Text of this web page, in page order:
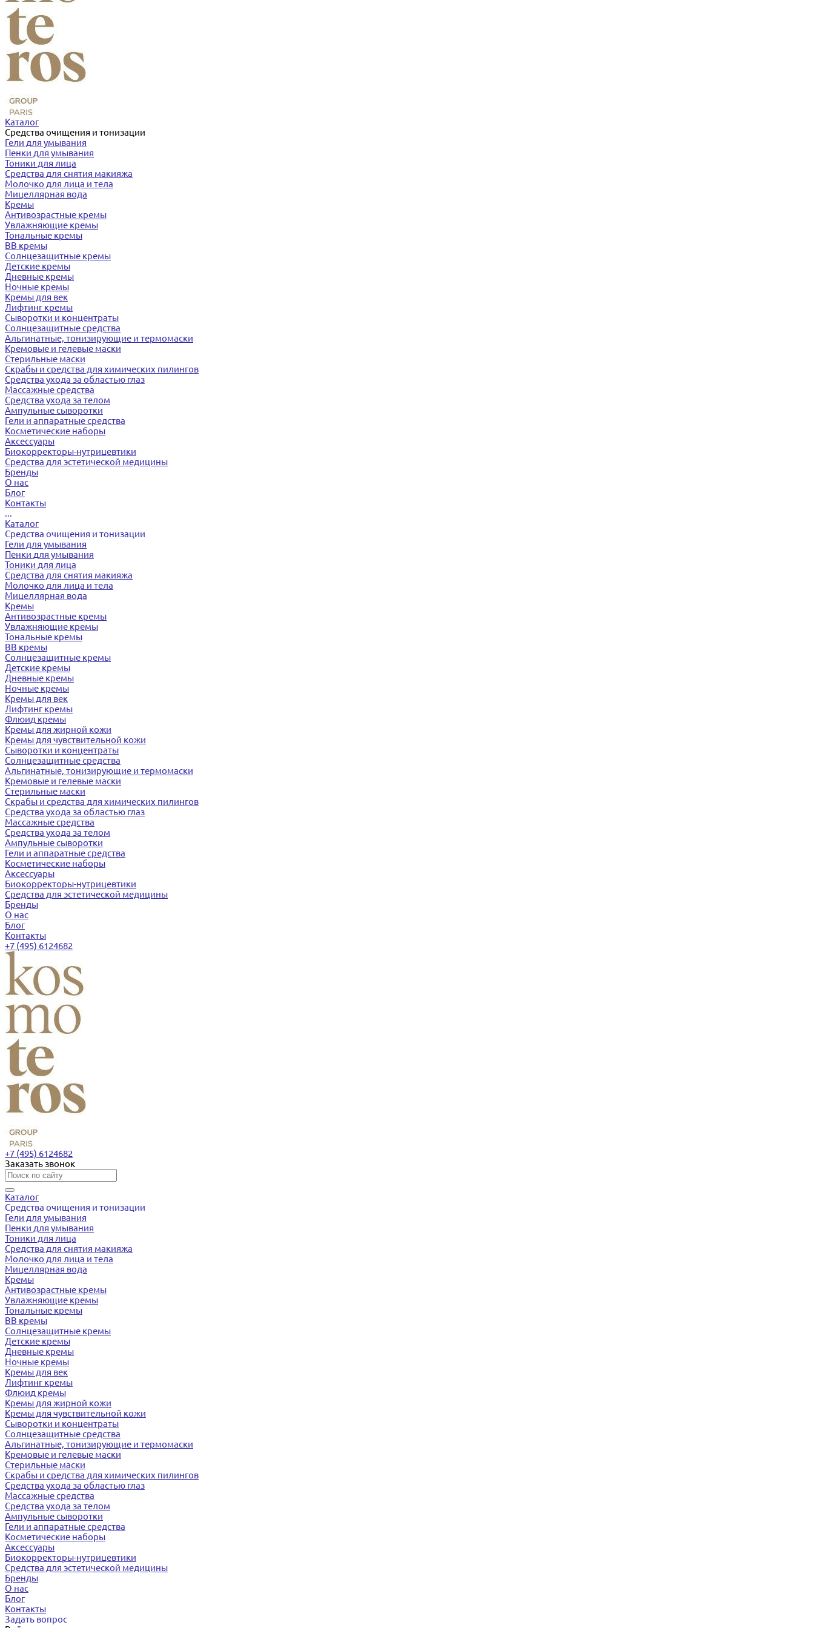
Каталог
Средства очищения и тонизации
Гели для умывания
Пенки для умывания
Тоники для лица
Средства для снятия макияжа
Молочко для лица и тела
Мицеллярная вода
Кремы
Антивозрастные кремы
Увлажняющие кремы
Тональные кремы
BB кремы
Солнцезащитные кремы
Детские кремы
Дневные кремы
Ночные кремы
Кремы для век
Лифтинг кремы
Сыворотки и концентраты
Солнцезащитные средства
Альгинатные, тонизирующие и термомаски
Кремовые и гелевые маски
Стерильные маски
Скрабы и средства для химических пилингов
Средства ухода за областью глаз
Массажные средства
Средства ухода за телом
Ампульные сыворотки
Гели и аппаратные средства
Косметические наборы
Аксессуары
Биокорректоры-нутрицевтики
Средства для эстетической медицины
Бренды
О нас
Блог
Контакты
...
Каталог
Средства очищения и тонизации
Гели для умывания
Пенки для умывания
Тоники для лица
Средства для снятия макияжа
Молочко для лица и тела
Мицеллярная вода
Кремы
Антивозрастные кремы
Увлажняющие кремы
Тональные кремы
BB кремы
Солнцезащитные кремы
Детские кремы
Дневные кремы
Ночные кремы
Кремы для век
Лифтинг кремы
Флюид кремы
Кремы для жирной кожи
Кремы для чувствительной кожи
Сыворотки и концентраты
Солнцезащитные средства
Альгинатные, тонизирующие и термомаски
Кремовые и гелевые маски
Стерильные маски
Скрабы и средства для химических пилингов
Средства ухода за областью глаз
Массажные средства
Средства ухода за телом
Ампульные сыворотки
Гели и аппаратные средства
Косметические наборы
Аксессуары
Биокорректоры-нутрицевтики
Средства для эстетической медицины
Бренды
О нас
Блог
Контакты
+7 (495) 6124682
+7 (495) 6124682
Заказать звонок
Каталог
Средства очищения и тонизации
Гели для умывания
Пенки для умывания
Тоники для лица
Средства для снятия макияжа
Молочко для лица и тела
Мицеллярная вода
Кремы
Антивозрастные кремы
Увлажняющие кремы
Тональные кремы
BB кремы
Солнцезащитные кремы
Детские кремы
Дневные кремы
Ночные кремы
Кремы для век
Лифтинг кремы
Флюид кремы
Кремы для жирной кожи
Кремы для чувствительной кожи
Сыворотки и концентраты
Солнцезащитные средства
Альгинатные, тонизирующие и термомаски
Кремовые и гелевые маски
Стерильные маски
Скрабы и средства для химических пилингов
Средства ухода за областью глаз
Массажные средства
Средства ухода за телом
Ампульные сыворотки
Гели и аппаратные средства
Косметические наборы
Аксессуары
Биокорректоры-нутрицевтики
Средства для эстетической медицины
Бренды
О нас
Блог
Контакты
Задать вопрос